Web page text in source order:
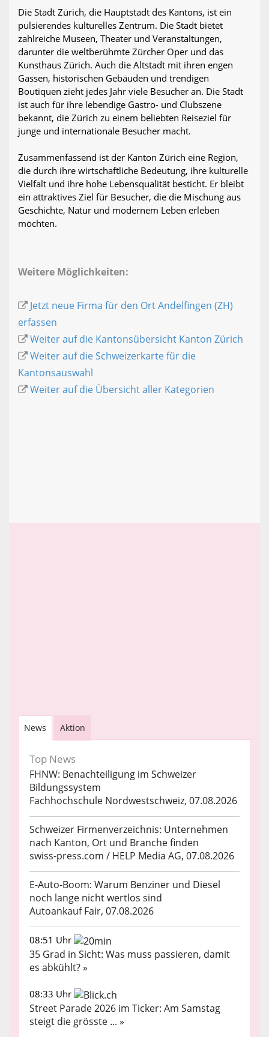
Die Stadt Zürich, die Hauptstadt des Kantons, ist ein
pulsierendes kulturelles Zentrum. Die Stadt bietet
zahlreiche Museen, Theater und Veranstaltungen,
darunter die weltberühmte Zürcher Oper und das
Kunsthaus Zürich. Auch die Altstadt mit ihren engen
Gassen, historischen Gebäuden und trendigen
Boutiquen zieht jedes Jahr viele Besucher an. Die Stadt
ist auch für ihre lebendige Gastro- und Clubszene
bekannt, die Zürich zu einem beliebten Reiseziel für
junge und internationale Besucher macht.
Zusammenfassend ist der Kanton Zürich eine Region,
die durch ihre wirtschaftliche Bedeutung, ihre kulturelle
Vielfalt und ihre hohe Lebensqualität besticht. Er bleibt
ein attraktives Ziel für Besucher, die die Mischung aus
Geschichte, Natur und modernem Leben erleben
möchten.
Weitere Möglichkeiten:
Jetzt neue Firma für den Ort Andelfingen (ZH)
erfassen
Weiter auf die Kantonsübersicht Kanton Zürich
Weiter auf die Schweizerkarte für die
Kantonsauswahl
Weiter auf die Übersicht aller Kategorien
News Aktion
Top News
FHNW: Benachteiligung im Schweizer
Bildungssystem
Fachhochschule Nordwestschweiz, 07.08.2026
Schweizer Firmenverzeichnis: Unternehmen
nach Kanton, Ort und Branche finden
swiss-press.com / HELP Media AG, 07.08.2026
E-Auto-Boom: Warum Benziner und Diesel
noch lange nicht wertlos sind
Autoankauf Fair, 07.08.2026
08:51 Uhr
35 Grad in Sicht: Was muss passieren, damit
es abkühlt? »
08:33 Uhr
Street Parade 2026 im Ticker: Am Samstag
steigt die grösste ... »